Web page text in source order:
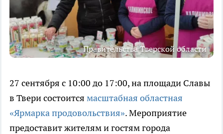
Правительства Тверской области
27 сентября с 10:00 до 17:00, на площади Славы
в Твери состоится масштабная областная
«Ярмарка продовольствия». Мероприятие
предоставит жителям и гостям города